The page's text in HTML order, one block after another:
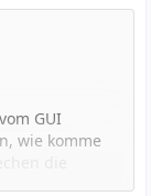
GUI
wie komme
die
ist es aber